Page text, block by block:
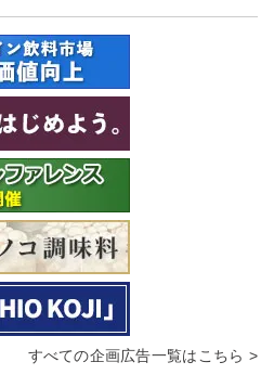
すべての企画広告一覧はこちら >